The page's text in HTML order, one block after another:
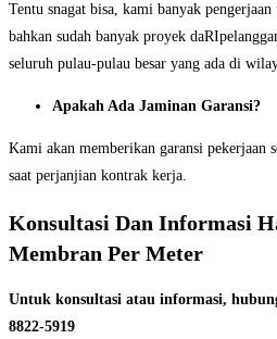
Tentu snagat bisa, kami banyak
bahkan sudah banyak proyek
seluruh pulau-pulau besar yang ada di
Apakah Ada Jaminan Garansi?
Kami akan memberikan garansi pekerjaan
saat perjanjian kontrak kerja.
Konsultasi Dan Informasi
Membran Per Meter
Untuk konsultasi atau informasi,
8822-5919